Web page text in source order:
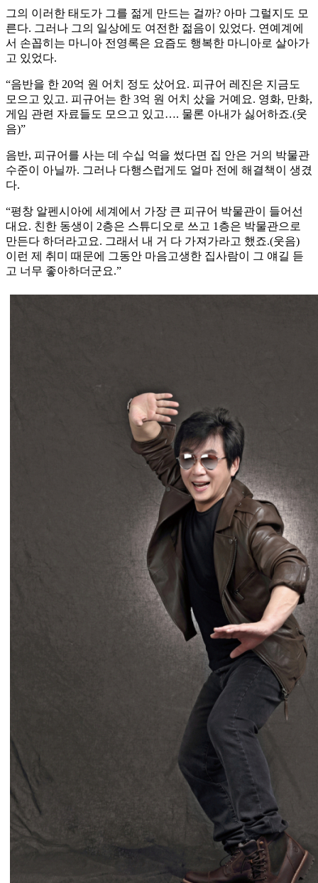
그의 이러한 태도가 그를 젊게 만드는 걸까? 아마 그럴지도 모
른다. 그러나 그의 일상에도 여전한 젊음이 있었다. 연예계에
서 손꼽히는 마니아 전영록은 요즘도 행복한 마니아로 살아가
고 있었다.
“음반을 한 20억 원 어치 정도 샀어요. 피규어 레진은 지금도
모으고 있고. 피규어는 한 3억 원 어치 샀을 거예요. 영화, 만화,
게임 관련 자료들도 모으고 있고…. 물론 아내가 싫어하죠.(웃
음)”
음반, 피규어를 사는 데 수십 억을 썼다면 집 안은 거의 박물관
수준이 아닐까. 그러나 다행스럽게도 얼마 전에 해결책이 생겼
다.
“평창 알펜시아에 세계에서 가장 큰 피규어 박물관이 들어선
대요. 친한 동생이 2층은 스튜디오로 쓰고 1층은 박물관으로
만든다 하더라고요. 그래서 내 거 다 가져가라고 했죠.(웃음)
이런 제 취미 때문에 그동안 마음고생한 집사람이 그 얘길 듣
고 너무 좋아하더군요.”